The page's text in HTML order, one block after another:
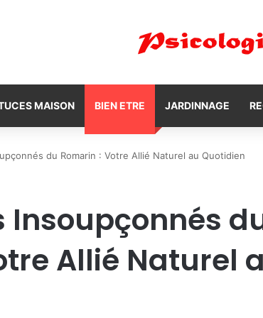
MAISON BIEN ETRE JARDINNAGE
du Romarin : Votre Allié Naturel au Quotidien
Insoupçonnés
Allié Naturel